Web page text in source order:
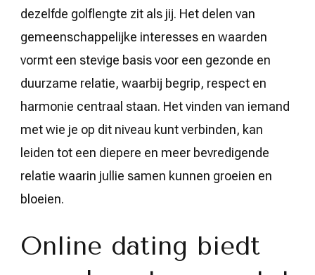
dezelfde golflengte zit als jij. Het delen van
gemeenschappelijke interesses en waarden
vormt een stevige basis voor een gezonde en
duurzame relatie, waarbij begrip, respect en
harmonie centraal staan. Het vinden van iemand
met wie je op dit niveau kunt verbinden, kan
leiden tot een diepere en meer bevredigende
relatie waarin jullie samen kunnen groeien en
bloeien.
Online dating biedt